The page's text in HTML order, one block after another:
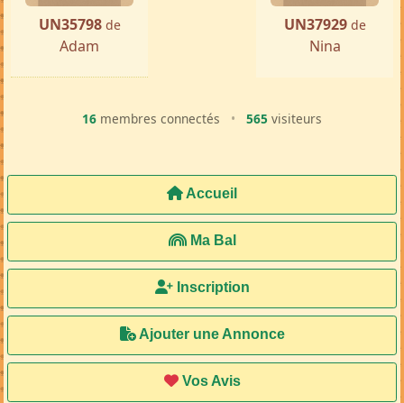
UN35798 de
Adam
UN37929 de
Nina
16 membres connectés • 565 visiteurs
Accueil
Ma Bal
Inscription
Ajouter une Annonce
Vos Avis